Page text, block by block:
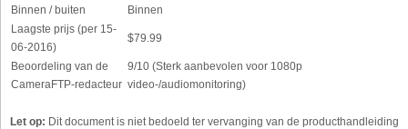
Binnen / buiten
Binnen
Laagste prijs (per 15-
06-2016)
$79.99
Beoordeling van de
CameraFTP-redacteur
9/10 (Sterk aanbevolen voor 1080p
video-/audiomonitoring)
Let op: Dit document is niet bedoeld ter vervanging van de producthandleiding